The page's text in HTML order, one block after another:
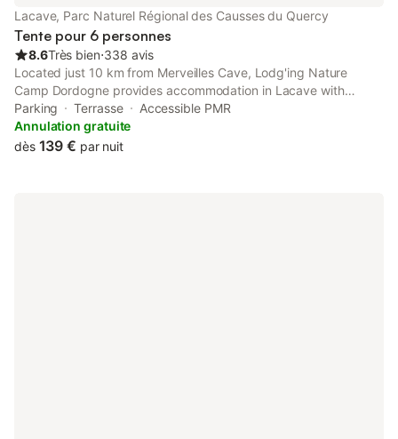
Lacave, Parc Naturel Régional des Causses du Quercy
Tente pour 6 personnes
8.6Très bien⋅338 avis
Located just 10 km from Merveilles Cave, Lodg'ing Nature
Camp Dordogne provides accommodation in Lacave with
access to a private beach area, barbecue facilities, as well as a
shared kitchen.
Parking Terrasse
Accessible PMR
Annulation gratuite
dès 139 € par nuit